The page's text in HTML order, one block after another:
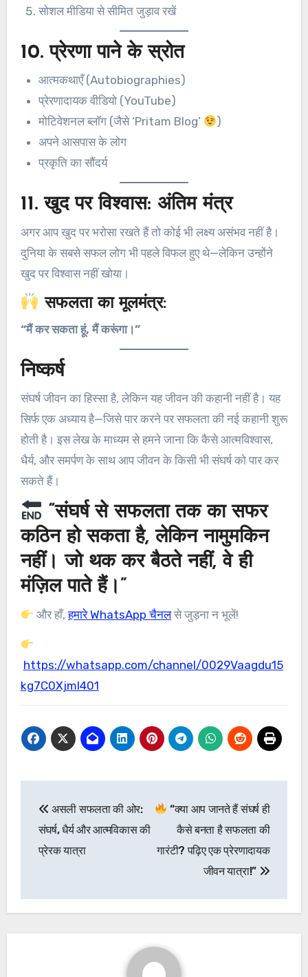
सोशल मीडिया से सीमित जुड़ाव रखें
10.प्रेरणा पाने के स्रोत
आत्मकथाएँ (Autobiographies)
प्रेरणादायक वीडियो (YouTube)
मोटिवेशनल ब्लॉग (जैसे ‘Pritam Blog’
)
अपने आसपास के लोग
प्रकृति का सौंदर्य
11.खुद पर विश्वास: अंतिम मंत्र
अगर आप खुद पर भरोसा रखते हैं तो कोई भी लक्ष्य असंभव नहीं है।
दुनिया के सबसे सफल लोग भी पहले विफल हुए थे—लेकिन उन्होंने
खुद पर विश्वास नहीं खोया।
सफलता का मूलमंत्र:
“मैं कर सकता हूं, मैं करूंगा।”
निष्कर्ष
संघर्ष जीवन का हिस्सा है, लेकिन यह जीवन की कहानी नहीं है। यह
सिर्फ एक अध्याय है—जिसे पार करने पर सफलता की नई कहानी शुरू
होती है। इस लेख के माध्यम से हमने जाना कि कैसे आत्मविश्वास,
धैर्य, और समर्पण के साथ आप जीवन के किसी भी संघर्ष को पार कर
सकते हैं।
“संघर्ष से सफलता तक का सफर
कठिन हो सकता है, लेकिन नामुमकिन
नहीं। जो थक कर बैठते नहीं, वे ही
मंज़िल पाते हैं।”
और हाँ,हमारे WhatsApp चैनलसे जुड़ना न भूलें!
https://whatsapp.com/channel/0029Vaagdu15
kg7C0XjmI401
navigation
असली सफलता की ओर:
संघर्ष, धैर्य और आत्मविकास की
प्रेरक यात्रा
“क्या आप जानते हैं संघर्ष ही
कैसे बनता है सफलता की
गारंटी? पढ़िए एक प्रेरणादायक
जीवन यात्रा!”